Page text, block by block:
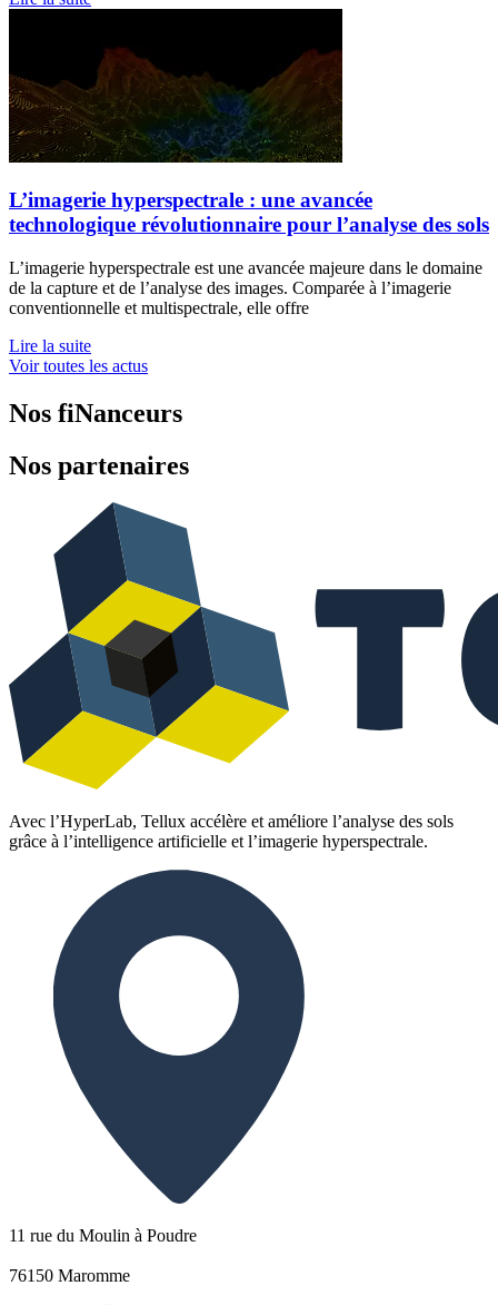
L’imagerie hyperspectrale : une avancée
technologique révolutionnaire pour l’analyse des sols
L’imagerie hyperspectrale est une avancée majeure dans le domaine
de la capture et de l’analyse des images. Comparée à l’imagerie
conventionnelle et multispectrale, elle offre
Lire la suite
Voir toutes les actus
Nos fiNanceurs
Nos partenaires
Avec l’HyperLab, Tellux accélère et améliore l’analyse des sols
grâce à l’intelligence artificielle et l’imagerie hyperspectrale.
11 rue du Moulin à Poudre
76150 Maromme